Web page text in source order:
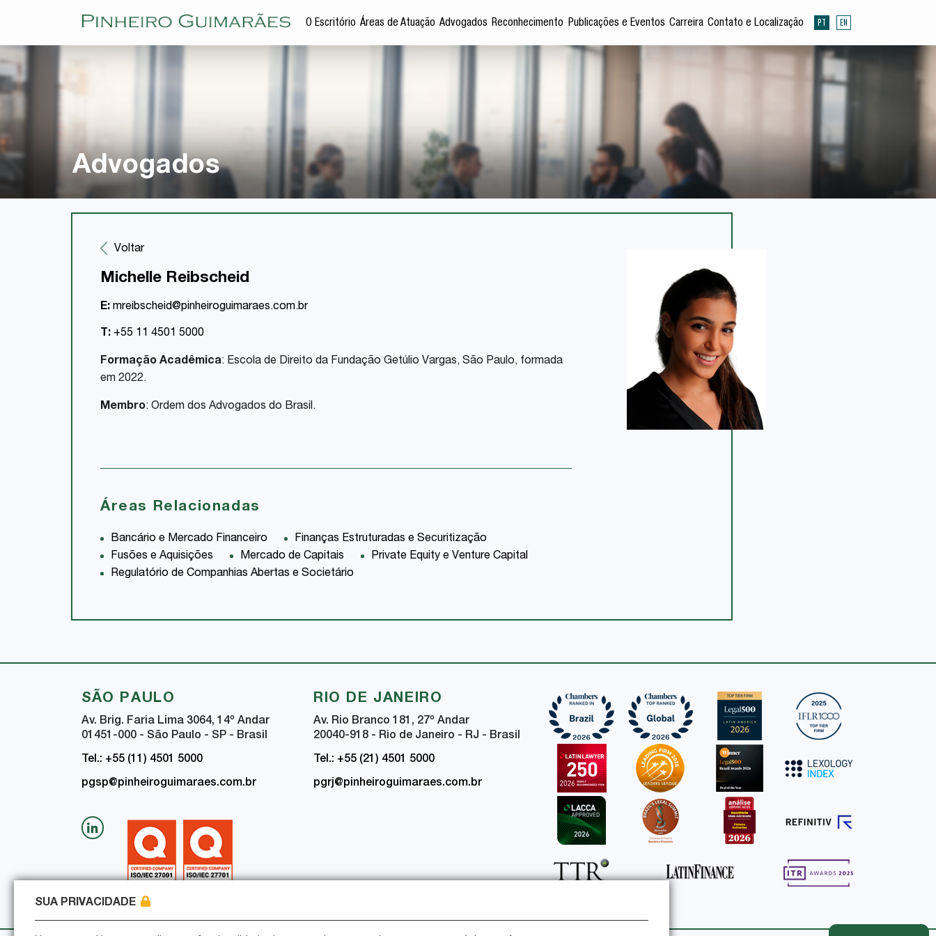
O Escritório Áreas de Atuação Advogados Reconhecimento Publicações e Eventos Carreira Contato e Localização PT EN
Advogados
Voltar
Michelle Reibscheid
E: mreibscheid@pinheiroguimaraes.com.br
T: +55 11 4501 5000
Formação Acadêmica: Escola de Direito da Fundação Getúlio Vargas, São Paulo, formada
em 2022.
Membro: Ordem dos Advogados do Brasil.
Áreas Relacionadas
Bancário e Mercado Financeiro
Finanças Estruturadas e Securitização
Fusões e Aquisições
Mercado de Capitais
Private Equity e Venture Capital
Regulatório de Companhias Abertas e Societário
SÃO PAULO
Av. Brig. Faria Lima 3064, 14º Andar
01451-000 - São Paulo - SP - Brasil
Tel.: +55 (11) 4501 5000
pgsp@pinheiroguimaraes.com.br
RIO DE JANEIRO
Av. Rio Branco 181, 27º Andar
20040-918 - Rio de Janeiro - RJ - Brasil
Tel.: +55 (21) 4501 5000
pgrj@pinheiroguimaraes.com.br
SUA PRIVACIDADE